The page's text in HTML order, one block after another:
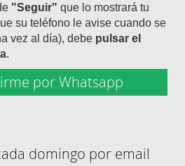
"Seguir" que lo mostrará tu
su teléfono le avise cuando se
vez al día), debe pulsar el
.
por Whatsapp
domingo por email